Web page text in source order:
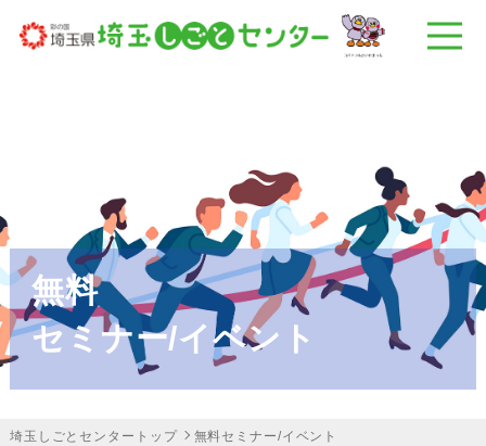
無料
セミナー/イベント
埼玉しごとセンタートップ 無料セミナー/イベント